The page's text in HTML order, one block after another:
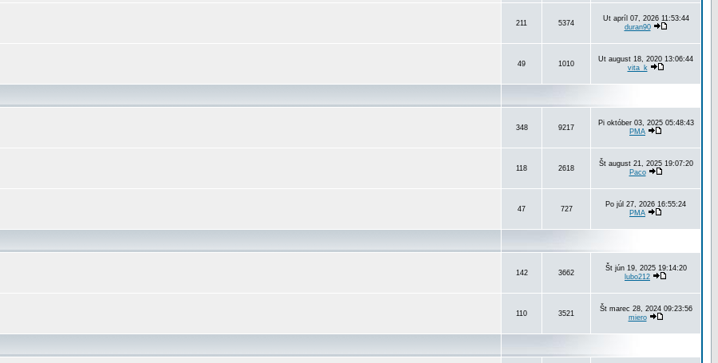
211 5374
Ut apríl 07, 2026 11:53:44
duran90
49 1010
Ut august 18, 2020 13:06:44
vita_k
348 9217
Pi október 03, 2025 05:48:43
PMA
118 2618
Št august 21, 2025 19:07:20
Paco
47 727
Po júl 27, 2026 16:55:24
PMA
142 3662
Št jún 19, 2025 19:14:20
lubo212
110 3521
Št marec 28, 2024 09:23:56
miero